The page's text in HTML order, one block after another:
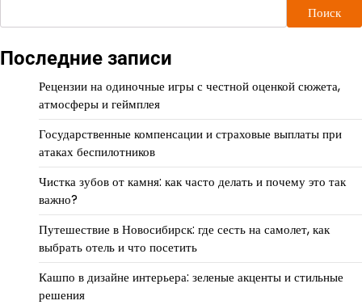
Поиск
Последние записи
Рецензии на одиночные игры с честной оценкой сюжета,
атмосферы и геймплея
Государственные компенсации и страховые выплаты при
атаках беспилотников
Чистка зубов от камня: как часто делать и почему это так
важно?
Путешествие в Новосибирск: где сесть на самолет, как
выбрать отель и что посетить
Кашпо в дизайне интерьера: зеленые акценты и стильные
решения